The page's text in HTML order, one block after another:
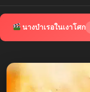
นางบำเรอในเงาโศก